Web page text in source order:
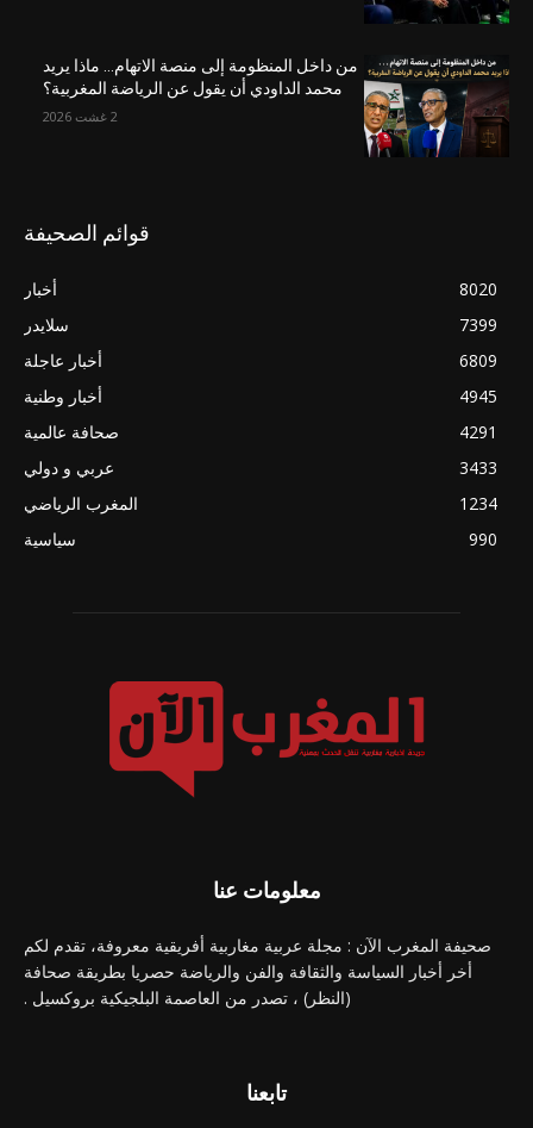
من داخل المنظومة إلى منصة الاتهام… ماذا يريد
محمد الداودي أن يقول عن الرياضة المغربية؟
2 غشت 2026
قوائم الصحيفة
أخبار
8020
سلايدر
7399
أخبار عاجلة
6809
أخبار وطنية
4945
صحافة عالمية
4291
عربي و دولي
3433
المغرب الرياضي
1234
سياسية
990
معلومات عنا
صحيفة المغرب الآن : مجلة عربية مغاربية أفريقية معروفة، تقدم لكم
أخر أخبار السياسة والثقافة والفن والرياضة حصريا بطريقة صحافة
(النظر) ، تصدر من العاصمة البلجيكية بروكسيل .
تابعنا